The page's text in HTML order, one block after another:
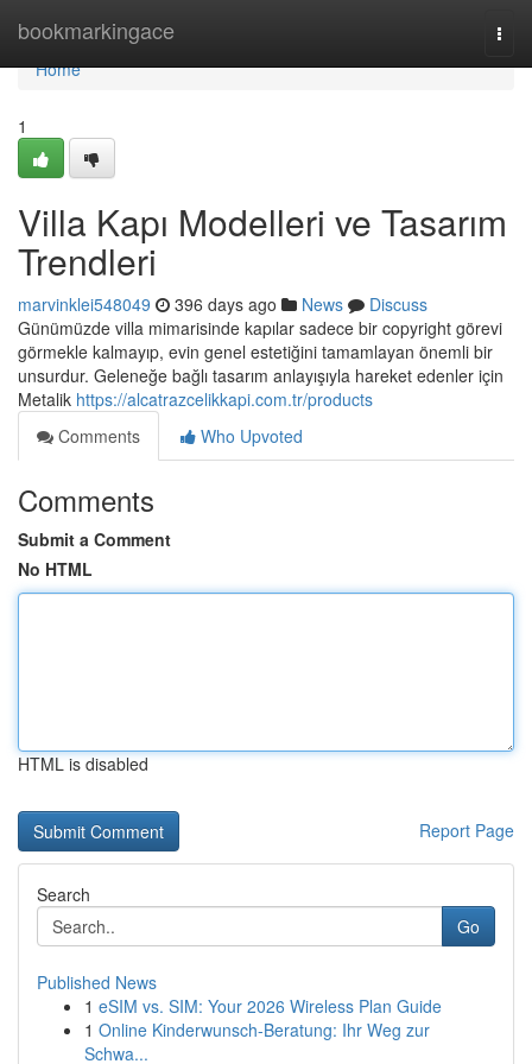
bookmarkingace
Home
Home
1
Villa Kapı Modelleri ve Tasarım
Trendleri
marvinklei548049 396 days ago News
Discuss
Günümüzde villa mimarisinde kapılar sadece bir copyright görevi
görmekle kalmayıp, evin genel estetiğini tamamlayan önemli bir
unsurdur. Geleneğe bağlı tasarım anlayışıyla hareket edenler için
Metalik https://alcatrazcelikkapi.com.tr/products
Comments
Who Upvoted
Comments
Submit a Comment
No HTML
HTML is disabled
Report Page
Search
Go
Published News
1 eSIM vs. SIM: Your 2026 Wireless Plan Guide
1 Online Kinderwunsch-Beratung: Ihr Weg zur
Schwa...